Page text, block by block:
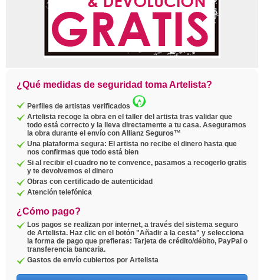
¿Qué medidas de seguridad toma Artelista?
Perfiles de artistas verificados
Artelista recoge la obra en el taller del artista tras validar que
todo está correcto y la lleva directamente a tu casa. Aseguramos
la obra durante el envío con Allianz Seguros™
Una plataforma segura: El artista no recibe el dinero hasta que
nos confirmas que todo está bien
Si al recibir el cuadro no te convence, pasamos a recogerlo gratis
y te devolvemos el dinero
Obras con certificado de autenticidad
Atención telefónica
¿Cómo pago?
Los pagos se realizan por internet, a través del sistema seguro
de Artelista. Haz clic en el botón "Añadir a la cesta" y selecciona
la forma de pago que prefieras: Tarjeta de crédito/débito, PayPal o
transferencia bancaria.
Gastos de envío cubiertos por Artelista